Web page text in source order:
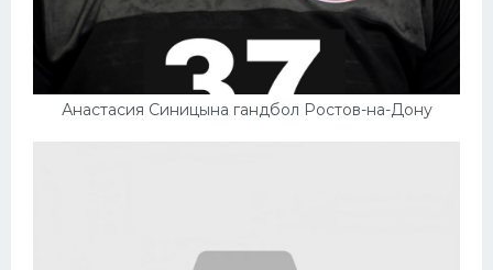
Анастасия Синицына гандбол Ростов-на-Дону